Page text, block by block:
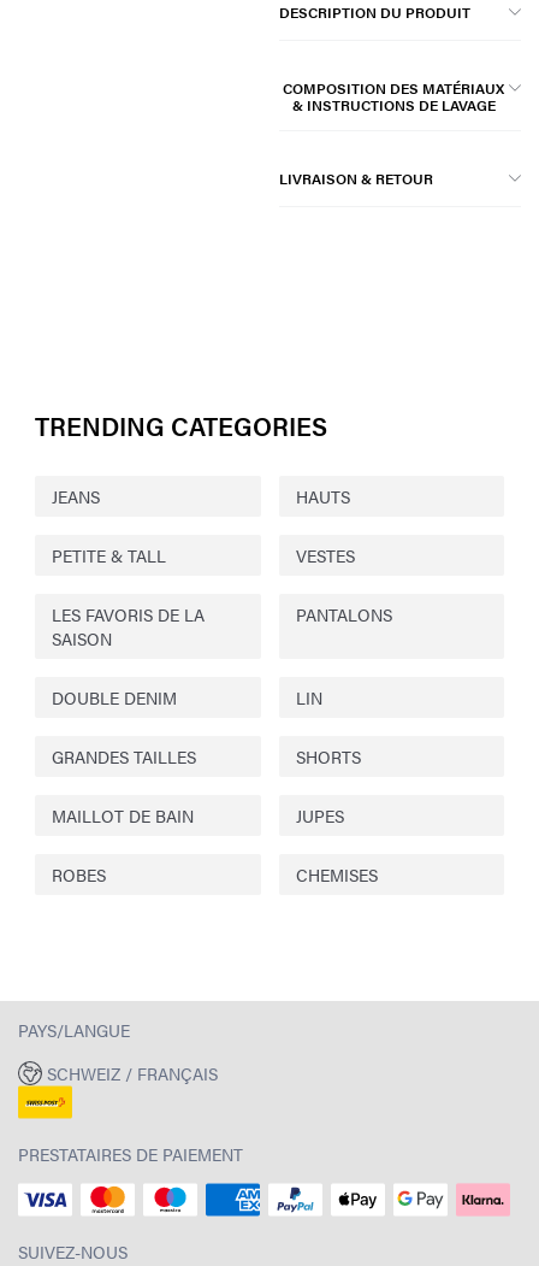
DESCRIPTION DU PRODUIT
COMPOSITION DES MATÉRIAUX
& INSTRUCTIONS DE LAVAGE
LIVRAISON & RETOUR
TRENDING CATEGORIES
JEANS HAUTS
PETITE & TALL VESTES
LES FAVORIS DE LA
SAISON
PANTALONS
DOUBLE DENIM LIN
GRANDES TAILLES SHORTS
MAILLOT DE BAIN JUPES
ROBES CHEMISES
PAYS/LANGUE
SCHWEIZ / FRANÇAIS
PRESTATAIRES DE PAIEMENT
SUIVEZ-NOUS